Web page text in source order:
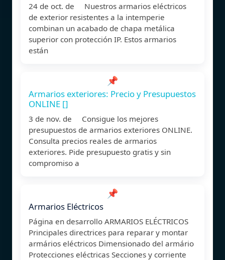
24 de oct. de Nuestros armarios eléctricos
de exterior resistentes a la intemperie
combinan un acabado de chapa metálica
superior con protección IP. Estos armarios
están
📌
Armarios exteriores: Precio y Presupuestos
ONLINE []
3 de nov. de Consigue los mejores
presupuestos de armarios exteriores ONLINE.
Consulta precios reales de armarios
exteriores. Pide presupuesto gratis y sin
compromiso a
📌
Armarios Eléctricos
Página en desarrollo ARMARIOS ELÉCTRICOS
Principales directrices para reparar y montar
armários eléctricos Dimensionado del armário
Protecciones eléctricas Secciones y corriente